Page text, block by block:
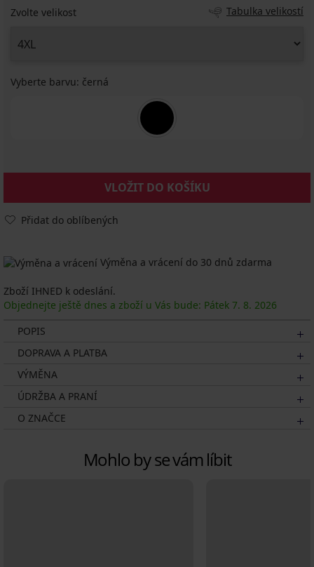
Zvolte velikost Tabulka velikostí
Vyberte barvu: černá
VLOŽIT DO KOŠÍKU
Přidat do oblíbených
Výměna a vrácení do 30 dnů zdarma
Zboží IHNED k odeslání.
Objednejte ještě dnes a zboží u Vás bude: Pátek 7. 8. 2026
POPIS
DOPRAVA A PLATBA
VÝMĚNA
ÚDRŽBA A PRANÍ
O ZNAČCE
Mohlo by se vám líbit